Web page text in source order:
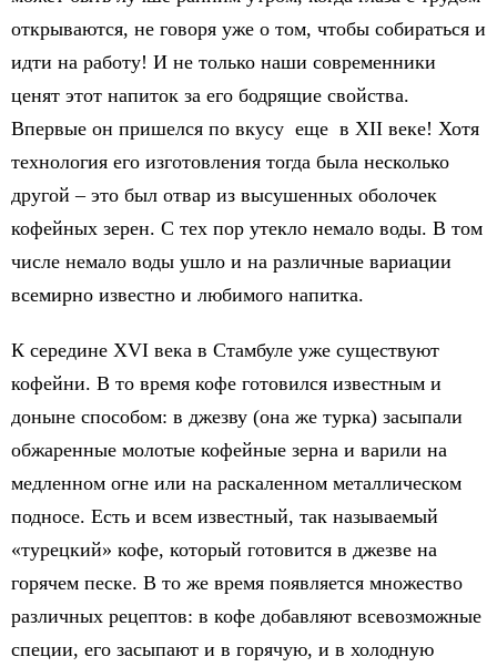
открываются, не говоря уже о том, чтобы собираться и
идти на работу! И не только наши современники
ценят этот напиток за его бодрящие свойства.
Впервые он пришелся по вкусу еще в XII веке! Хотя
технология его изготовления тогда была несколько
другой – это был отвар из высушенных оболочек
кофейных зерен. С тех пор утекло немало воды. В том
числе немало воды ушло и на различные вариации
всемирно известно и любимого напитка.
К середине XVI века в Стамбуле уже существуют
кофейни. В то время кофе готовился известным и
доныне способом: в джезву (она же турка) засыпали
обжаренные молотые кофейные зерна и варили на
медленном огне или на раскаленном металлическом
подносе. Есть и всем известный, так называемый
«турецкий» кофе, который готовится в джезве на
горячем песке. В то же время появляется множество
различных рецептов: в кофе добавляют всевозможные
специи, его засыпают и в горячую, и в холодную